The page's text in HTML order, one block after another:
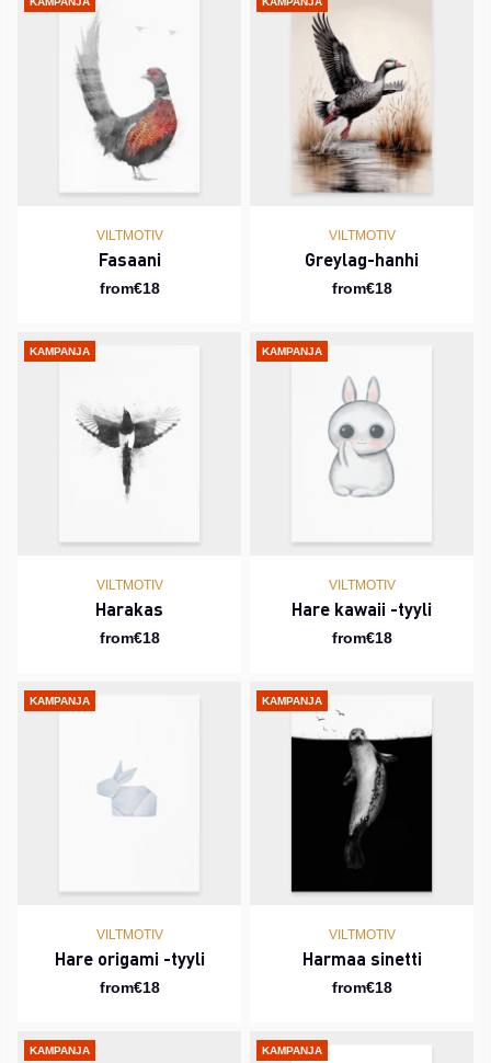
VILTMOTIV
Fasaani
from€18
VILTMOTIV
Greylag-hanhi
from€18
KAMPANJA
VILTMOTIV
Harakas
from€18
KAMPANJA
VILTMOTIV
Hare kawaii -tyyli
from€18
KAMPANJA
VILTMOTIV
Hare origami -tyyli
from€18
KAMPANJA
VILTMOTIV
Harmaa sinetti
from€18
KAMPANJA KAMPANJA